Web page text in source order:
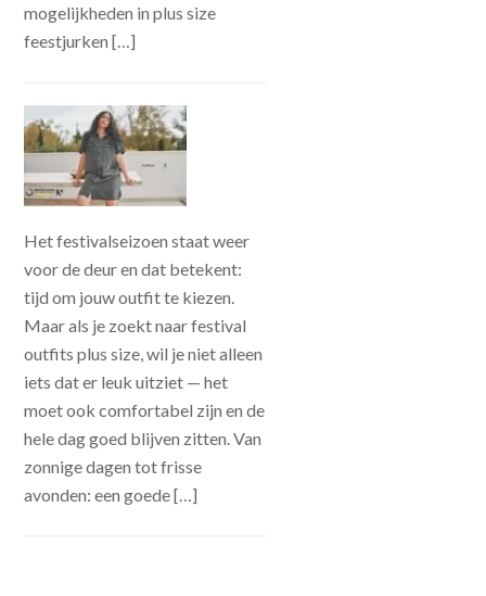
mogelijkheden in plus size
feestjurken […]
Het festivalseizoen staat weer
voor de deur en dat betekent:
tijd om jouw outfit te kiezen.
Maar als je zoekt naar festival
outfits plus size, wil je niet alleen
iets dat er leuk uitziet — het
moet ook comfortabel zijn en de
hele dag goed blijven zitten. Van
zonnige dagen tot frisse
avonden: een goede […]